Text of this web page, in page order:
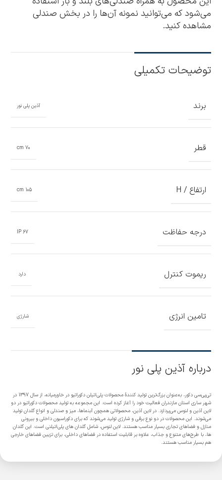
می‌شود که می‌توانید نمونه آن‌ها را در بخش صندلی
مشاهده کنید.
توضیحات تکمیلی
برند آذین پلی نور
قطر 70 cm
ارتفاع / H 105 cm
درجه حفاظت 67 IP
ریموت کنترل دارد
تامین انرژی شارژی
درباره آذین پلی نور
تی‌پی‌سی دکور، به‌عنوان بزرگ‌ترین تولید کنندۀ محصولات پلی‌اتیلن دکوراتیو در خاورمیانه، از سال 1397 در
شهر ساری استان مازندران فعالیت خود را آغاز کرده است. این مجموعه به تولید محصولات دکوراتیو در دو
لاین آذین و لنوس می‌پردازد. در لاین آذین، محصولاتی همچون آبنماها، میز و صندلی و انواع گلدان تولید
می‌شوند. این محصولات در دو نوع برقی و شارژی تولید می‌شوند که برای دکوراسیون داخلی و بیرونی
منازل و فضاهای تجاری بسیار مناسب هستند. لاین لنوس، شامل گلدان های پلی‌اتیلنی است. این گلدان
ها، با طرح‌های متنوع و جذاب، علاوه بر قابلیت استفاده در فضاهای داخلی، برای تزیین فضاهای خارجی
هم بسیار مناسب هستند.